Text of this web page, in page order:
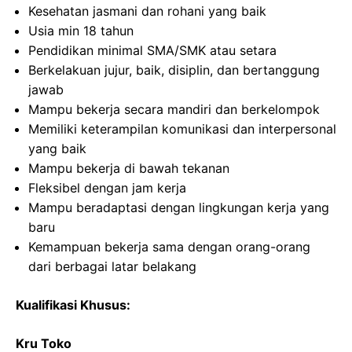
Kesehatan jasmani dan rohani yang baik
Usia min 18 tahun
Pendidikan minimal SMA/SMK atau setara
Berkelakuan jujur, baik, disiplin, dan bertanggung
jawab
Mampu bekerja secara mandiri dan berkelompok
Memiliki keterampilan komunikasi dan interpersonal
yang baik
Mampu bekerja di bawah tekanan
Fleksibel dengan jam kerja
Mampu beradaptasi dengan lingkungan kerja yang
baru
Kemampuan bekerja sama dengan orang-orang
dari berbagai latar belakang
Kualifikasi Khusus:
Kru Toko